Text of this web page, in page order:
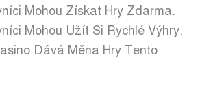
Mohou Získat Hry Zdarma.
Mohou Užít Si Rychlé Výhry.
Dává Měna Hry Tento